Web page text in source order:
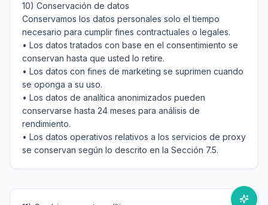
10) Conservación de datos
Conservamos los datos personales solo el tiempo
necesario para cumplir fines contractuales o legales.
• Los datos tratados con base en el consentimiento se
conservan hasta que usted lo retire.
• Los datos con fines de marketing se suprimen cuando
se oponga a su uso.
• Los datos de analítica anonimizados pueden
conservarse hasta 24 meses para análisis de
rendimiento.
• Los datos operativos relativos a los servicios de proxy